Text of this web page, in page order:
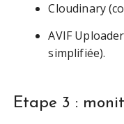
Cloudinary
AVIF
simplifiée).
Etape 3 :